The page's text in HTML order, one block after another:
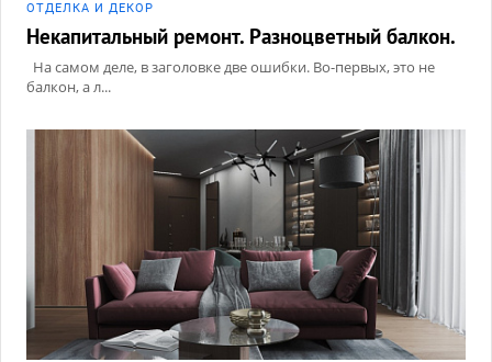
ОТДЕЛКА И ДЕКОР
Некапитальный ремонт. Разноцветный балкон.
На самом деле, в заголовке две ошибки. Во-первых, это не
балкон, а л...